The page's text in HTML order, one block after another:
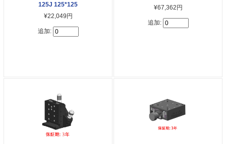
125J 125*125
¥22,049円
追加:
¥67,362円
追加: